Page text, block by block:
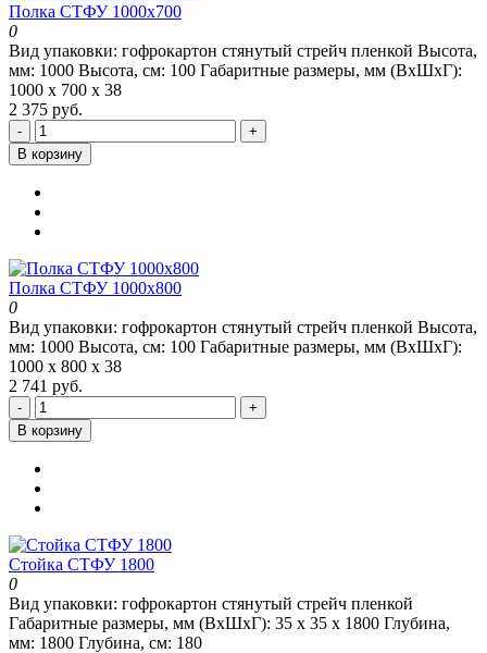
Полка СТФУ 1000x700
0
Вид упаковки: гофрокартон стянутый стрейч пленкой Высота,
мм: 1000 Высота, см: 100 Габаритные размеры, мм (ВхШхГ):
1000 х 700 х 38
2 375 руб.
-
+
В корзину
Полка СТФУ 1000x800
0
Вид упаковки: гофрокартон стянутый стрейч пленкой Высота,
мм: 1000 Высота, см: 100 Габаритные размеры, мм (ВхШхГ):
1000 х 800 х 38
2 741 руб.
-
+
В корзину
Стойка СТФУ 1800
0
Вид упаковки: гофрокартон стянутый стрейч пленкой
Габаритные размеры, мм (ВхШхГ): 35 х 35 х 1800 Глубина,
мм: 1800 Глубина, см: 180